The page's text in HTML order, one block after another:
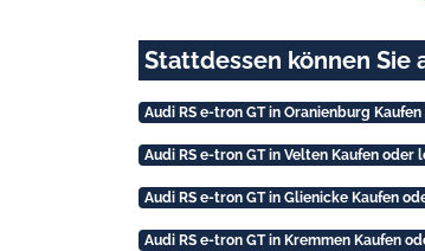
Stattdessen können Sie
Audi RS e-tron GT in Oranienburg
Audi RS e-tron GT in Velten Kaufen oder
Audi RS e-tron GT in Glienicke Kaufen
Audi RS e-tron GT in Kremmen Kaufen